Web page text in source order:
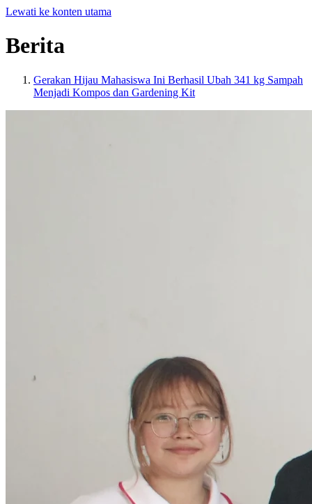
Lewati ke konten utama
Berita
Gerakan Hijau Mahasiswa Ini Berhasil Ubah 341 kg Sampah
Menjadi Kompos dan Gardening Kit